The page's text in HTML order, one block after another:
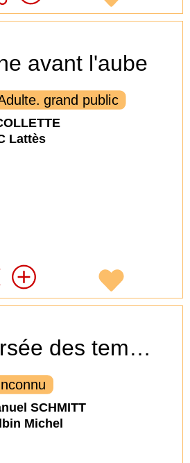
avant l'aube
grand public
Lattès
La traversée des temps - paradis perdus - tome 1
SCHMITT
Michel